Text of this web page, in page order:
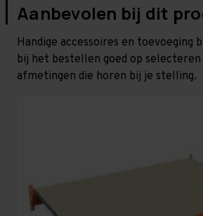
Aanbevolen bij dit
Handige accessoires en toevoeging
bij het bestellen goed op selecteren
afmetingen die horen bij je stelling.